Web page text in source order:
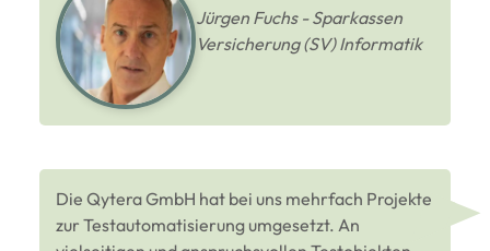
Jürgen Fuchs - Sparkassen
Versicherung (SV) Informatik
Die Qytera GmbH hat bei uns mehrfach Projekte
zur Testautomatisierung umgesetzt. An